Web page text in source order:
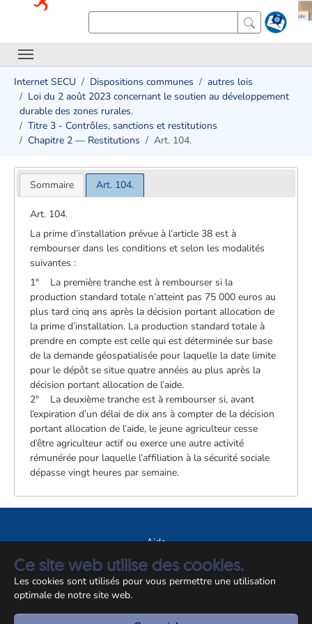
Ce site web utilise des cookies.
Les cookies sont utilisés pour vous permettre une utilisation
optimale de notre site web.
Internet SECU Dispositions communes
autres lois
Loi du 2 août 2023 concernant le soutien au développement
durable des zones rurales.
Titre 3 - Contrôles, sanctions et restitutions ​
Chapitre 2 — Restitutions
Art. 104.
Sommaire Art. 104.
Art. 104.
La prime d’installation prévue à l’article 38 est à
rembourser dans les conditions et selon les modalités
suivantes :
1° La première tranche est à rembourser si la
production standard totale n’atteint pas 75 000 euros au
plus tard cinq ans après la décision portant allocation de
la prime d’installation. La production standard totale à
prendre en compte est celle qui est déterminée sur base
de la demande géospatialisée pour laquelle la date limite
pour le dépôt se situe quatre années au plus après la
décision portant allocation de l’aide.
2° La deuxième tranche est à rembourser si, avant
l’expiration d’un délai de dix ans à compter de la décision
portant allocation de l’aide, le jeune agriculteur cesse
d’être agriculteur actif ou exerce une autre activité
rémunérée pour laquelle l’affiliation à la sécurité sociale
dépasse vingt heures par semaine.
Aide
A propos du site
Notice légale
© CCSS 2026